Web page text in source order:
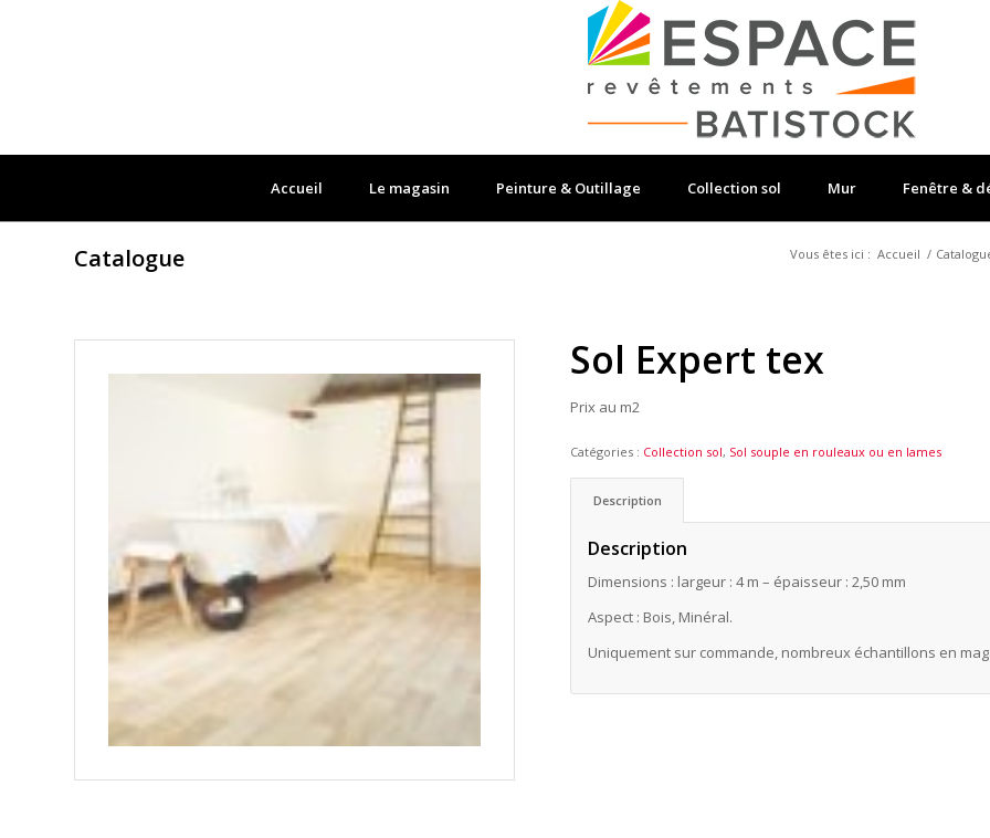
Accueil Le magasin Peinture & Outillage Collection sol Mur Fenêtre &
Catalogue Vous êtes ici : Accueil /
Sol Expert tex
Prix au m2
Catégories : Collection sol, Sol souple en rouleaux ou en lames
Description
Description
Dimensions : largeur : 4 m – épaisseur : 2,50 mm
Aspect : Bois, Minéral.
Uniquement sur commande, nombreux échantillons en